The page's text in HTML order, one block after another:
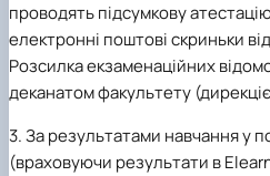
проводять підсумкову
електронні поштові скриньки
Розсилка екзаменаційних
деканатом факультету
3. За результатами навчання у
(враховуючи результати в